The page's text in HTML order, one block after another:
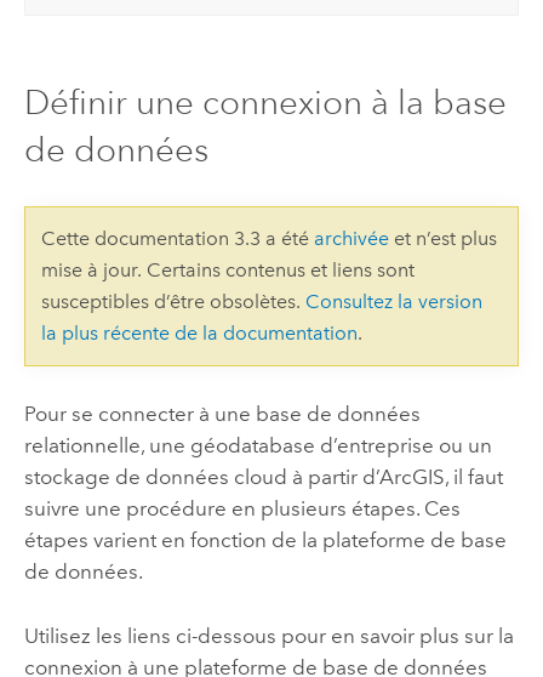
Définir une connexion à la base
de données
Cette documentation 3.3 a été archivéeet n’est plus
mise à jour. Certains contenus et liens sont
susceptibles d’être obsolètes. Consultez la version
la plus récente de la documentation.
Pour se connecter à une base de données
relationnelle, une géodatabase d’entreprise ou un
stockage de données cloud à partir d’ArcGIS, il faut
suivre une procédure en plusieurs étapes. Ces
étapes varient en fonction de la plateforme de base
de données.
Utilisez les liens ci-dessous pour en savoir plus sur la
connexion à une plateforme de base de données